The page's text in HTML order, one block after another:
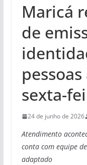
Maricá
de
sexta-
24 de junho de 2026
Atendimento
conta com equipe
adaptado